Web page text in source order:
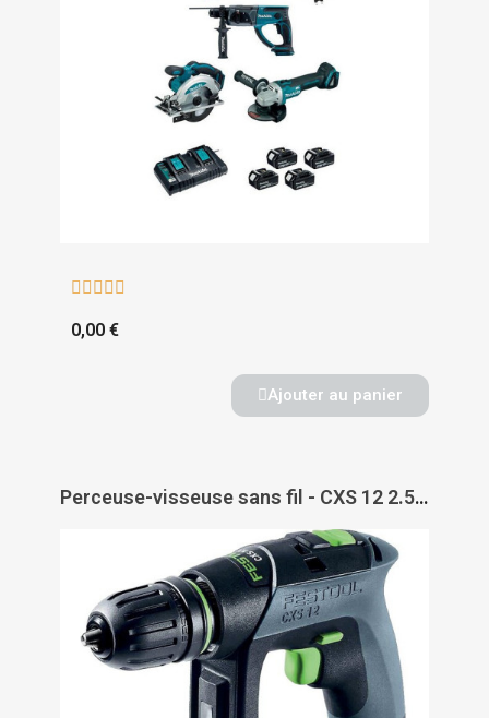
    
0,00 €
Ajouter au panier
Perceuse-visseuse sans fil - CXS 12 2.5-Plus - FESTOOL